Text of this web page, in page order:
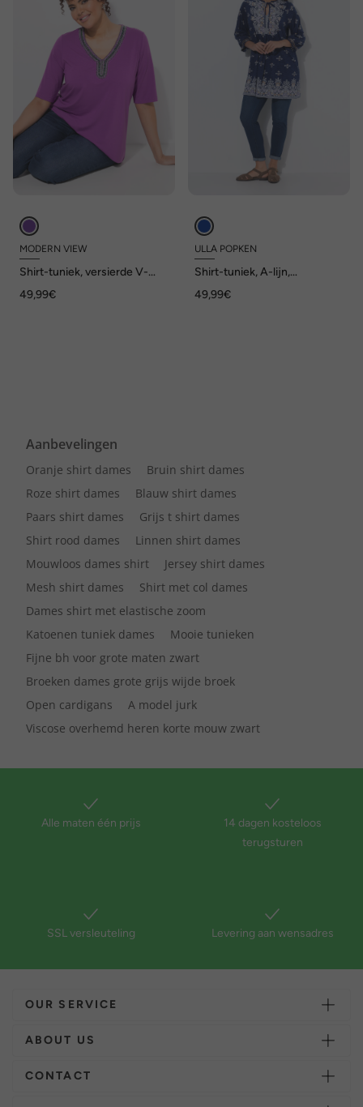
MODERN VIEW
Shirt-tuniek, versierde V-
49,99€
ULLA POPKEN
Shirt-tuniek, A-lijn,
49,99€
Aanbevelingen
Oranje shirt dames
Bruin shirt dames
Roze shirt dames
Blauw shirt dames
Paars shirt dames
Grijs t shirt dames
Shirt rood dames
Linnen shirt dames
Mouwloos dames shirt
Jersey shirt dames
Mesh shirt dames
Shirt met col dames
Dames shirt met elastische zoom
Katoenen tuniek dames
Mooie tunieken
Fijne bh voor grote maten zwart
Broeken dames grote grijs wijde broek
Open cardigans
A model jurk
Viscose overhemd heren korte mouw zwart
Alle maten één prijs
14 dagen kosteloos
terugsturen
SSL versleuteling Levering aan wensadres
OUR SERVICE
ABOUT US
CONTACT